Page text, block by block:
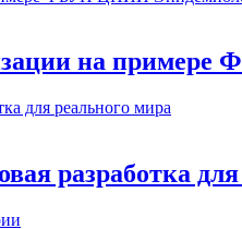
на
разработка